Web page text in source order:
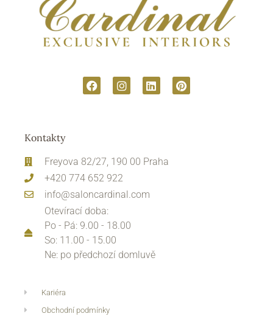
Kontakty
Freyova 82/27, 190 00 Praha
+420 774 652 922
info@saloncardinal.com
Otevírací doba:
Po - Pá: 9.00 - 18.00
So: 11.00 - 15.00
Ne: po předchozí domluvě
Kariéra
Obchodní podmínky